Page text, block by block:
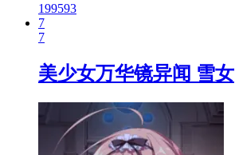
199593
7
7
美少女万华镜异闻 雪女